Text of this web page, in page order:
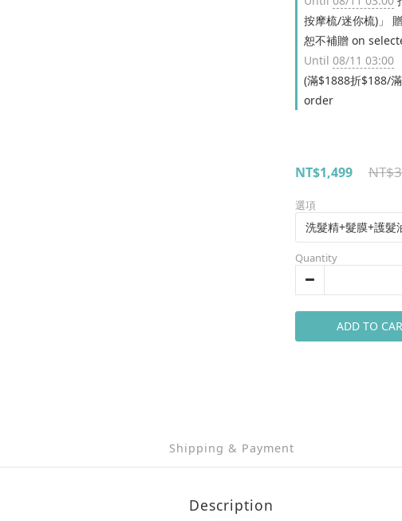
按摩梳/迷你梳)」
恕不補贈 on
Until 08/11 03:00
(滿$1888折$188/
order
NT$1,499
選項
Quantity
ADD TO
Shipping & Payment
Description